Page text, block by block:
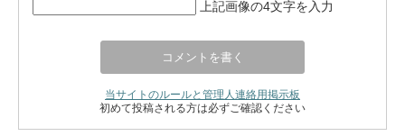
上記画像の4文字を入力
当サイトのルールと管理人連絡用掲示板
初めて投稿される方は必ずご確認ください